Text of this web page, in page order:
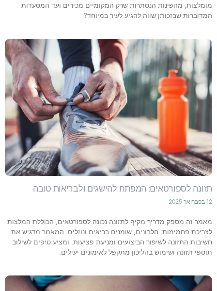
מומלצות, מהפינות הנסתרות שרק המקומיים מכירים ועד המסעדות
המדוברות שבזכותן שווה להגיע לעיר במיוחד?
תזונה לספורטאים: המפתח להישגים ולבריאות טובה
12 בפברואר 2025
מאמר זה מספק מדריך מקיף לתזונה נכונה לספורטאים, הכוללת המלצות
לצריכת פחמימות, חלבונים, שומנים בריאים ונוזלים. המאמר מדגיש את
חשיבות התזונה לשיפור הביצועים ומניעת פציעות, ומציע טיפים לשילוב
תוספי תזונה ושימוש בהליכון מתקפל לאימונים יעילים.